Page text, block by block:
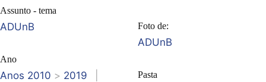
Assunto - tema
ADUnB
Ano
Anos 2010 > 2019
Foto de:
ADUnB
Pasta